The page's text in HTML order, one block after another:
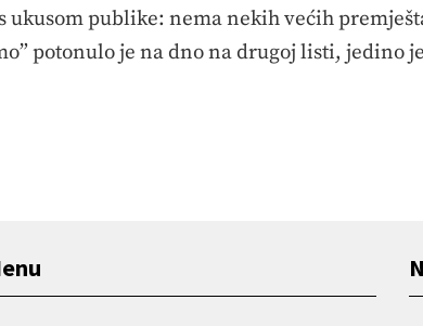
publike: nema nekih većih
potonulo je na dno na drugoj listi, jedino